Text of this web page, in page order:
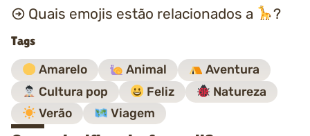
Quais emojis estão relacionados a
?
Tags
Amarelo Animal
Aventura
Cultura pop
Feliz
Natureza
Verão
Viagem